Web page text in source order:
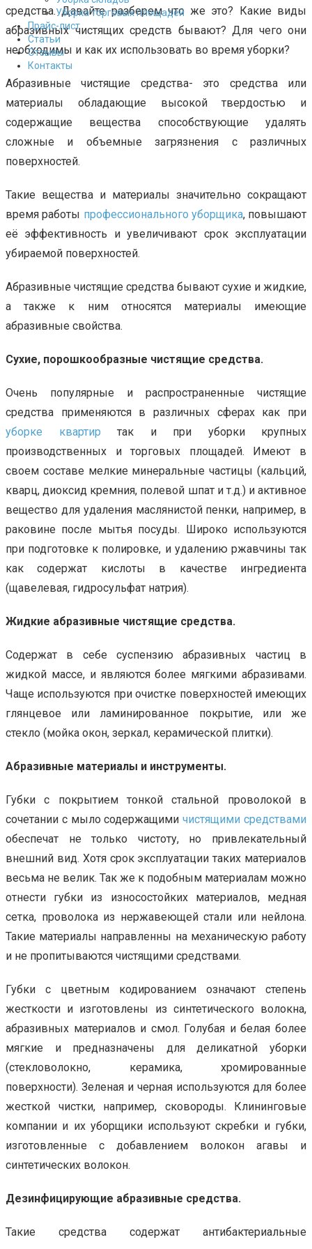
Уборка торговых площадей
Прайс-лист
Cтатьи
Отзывы
Контакты
средства. Давайте разберем что же это? Какие виды
абразивных чистящих средств бывают? Для чего они
необходимы и как их использовать во время уборки?
Абразивные чистящие средства- это средства или
материалы обладающие высокой твердостью и
содержащие вещества способствующие удалять
сложные и объемные загрязнения с различных
поверхностей.
Такие вещества и материалы значительно сокращают
время работы профессионального уборщика, повышают
её эффективность и увеличивают срок эксплуатации
убираемой поверхностей.
Абразивные чистящие средства бывают сухие и жидкие,
а также к ним относятся материалы имеющие
абразивные свойства.
Сухие, порошкообразные чистящие средства.
Очень популярные и распространенные чистящие
средства применяются в различных сферах как при
уборке квартир так и при уборки крупных
производственных и торговых площадей. Имеют в
своем составе мелкие минеральные частицы (кальций,
кварц, диоксид кремния, полевой шпат и т.д.) и активное
вещество для удаления маслянистой пенки, например, в
раковине после мытья посуды. Широко используются
при подготовке к полировке, и удалению ржавчины так
как содержат кислоты в качестве ингредиента
(щавелевая, гидросульфат натрия).
Жидкие абразивные чистящие средства.
Содержат в себе суспензию абразивных частиц в
жидкой массе, и являются более мягкими абразивами.
Чаще используются при очистке поверхностей имеющих
глянцевое или ламинированное покрытие, или же
стекло (мойка окон, зеркал, керамической плитки).
Абразивные материалы и инструменты.
Губки с покрытием тонкой стальной проволокой в
сочетании с мыло содержащимичистящими средствами
обеспечат не только чистоту, но привлекательный
внешний вид. Хотя срок эксплуатации таких материалов
весьма не велик. Так же к подобным материалам можно
отнести губки из износостойких материалов, медная
сетка, проволока из нержавеющей стали или нейлона.
Такие материалы направленны на механическую работу
и не пропитываются чистящими средствами.
Губки с цветным кодированием означают степень
жесткости и изготовлены из синтетического волокна,
абразивных материалов и смол. Голубая и белая более
мягкие и предназначены для деликатной уборки
(стекловолокно, керамика, хромированные
поверхности). Зеленая и черная используются для более
жесткой чистки, например, сковороды. Клининговые
компании и их уборщики используют скребки и губки,
изготовленные с добавлением волокон агавы и
синтетических волокон.
Дезинфицирующие абразивные средства.
Такие средства содержат антибактериальные